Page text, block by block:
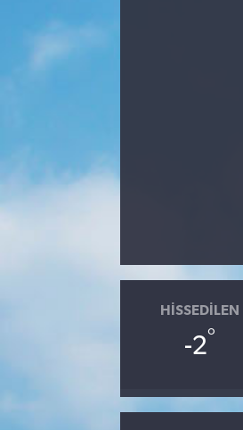
HISSEDILEN
-2°